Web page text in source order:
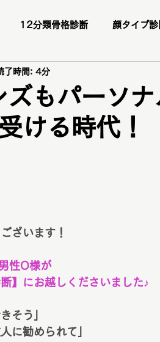
12分類骨格診断 顔タイプ
口コミ
ミアムトータル診断・メイクレッス
タイプ診断
ズもパーソ
ける時代！
了時間: 4分
ざいます！
性O様が
】にお越しくださいました♪
そう」
に勧められて」